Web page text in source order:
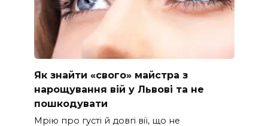
Як знайти «свого» майстра з
нарощування вій у Львові та не
пошкодувати
Мрію про густі й довгі вії, що не